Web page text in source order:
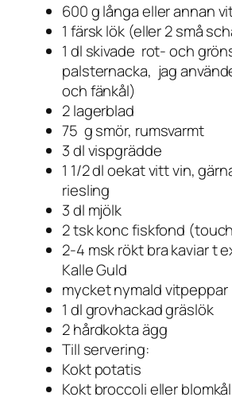
600 g långa eller annan
1 färsk lök (eller 2 små
1 dl skivade rot- och
palsternacka, jag
och fänkål)
2 lagerblad
75 g smör, rumsvarmt
3 dl vispgrädde
1 1/2 dl oekat vitt vin,
riesling
3 dl mjölk
2 tsk konc fiskfond
2-4 msk rökt bra kaviar t
Kalle Guld
mycket nymald vitpeppar
1 dl grovhackad gräslök
2 hårdkokta ägg
Till servering:
Kokt potatis
Kokt broccoli eller blomkål